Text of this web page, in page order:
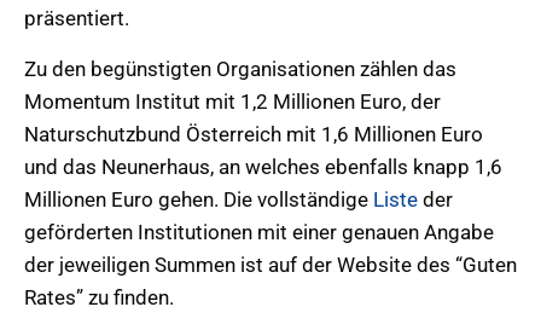
präsentiert.
Zu den begünstigten Organisationen zählen das
Momentum Institut mit 1,2 Millionen Euro, der
Naturschutzbund Österreich mit 1,6 Millionen Euro
und das Neunerhaus, an welches ebenfalls knapp 1,6
Millionen Euro gehen. Die vollständige Liste der
geförderten Institutionen mit einer genauen Angabe
der jeweiligen Summen ist auf der Website des “Guten
Rates” zu finden.